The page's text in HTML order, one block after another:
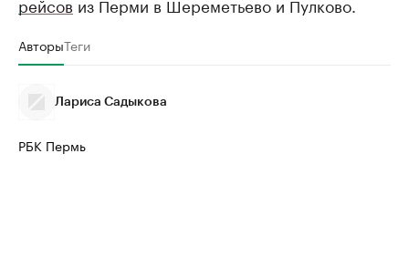
АвторыТеги
Лариса Садыкова
РБК Пермь